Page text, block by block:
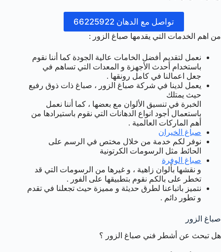
تواصل مع الدهان 66225922
من اهم الخدمات التي يقدمها صباغ الزور :
نعمل لتقديم أفضل الخامات عالية الجودة كما أننا نقوم
باستخدام أحدث الأجهزة و المعدات التي تساهم في
جعل اعمالنا في كامل رونقها .
يعمل لدينا في شركة صباغ الزور ، صباغ ذات ذوق رفيع
حيث يمتلك
الخبرة في تنسيق الألوان مع بعضها ، كما أننا نعمل
باستعمال أجود انواع الدهانات التي نقوم باستيرادها من
أهم الماركات العالمية .
صباغ الخيران
نوفر لكم خدمة من خلال مختص في الرسم على
الحائط مثل الرسومات الكرتونية
صباغ الوفرة
و نقشها بألوان زاهية ، و غيرها من الرسومات التي قد
تخطر على بالكم نقوم بتطبيقها على الفور .
نتميز باتباعنا لطرق حديثة و مميزة حيث تجعلنا في تقدم
و تطور دائم .
صباغ الزور
هل تبحث عن أشطر فني صباغ الزور ؟